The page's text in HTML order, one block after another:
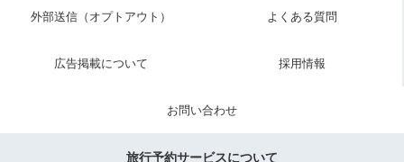
外部送信（オプトアウト） よくある質問
広告掲載について 採用情報
お問い合わせ
旅行予約サービスについて